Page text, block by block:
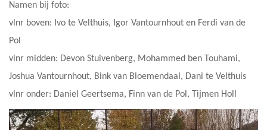
Namen bij foto:
vlnr boven: Ivo te Velthuis, Igor Vantournhout en Ferdi van de
Pol
vlnr midden: Devon Stuivenberg, Mohammed ben Touhami,
Joshua Vantournhout, Bink van Bloemendaal, Dani te Velthuis
vlnr onder: Daniel Geertsema, Finn van de Pol, Tijmen Holl